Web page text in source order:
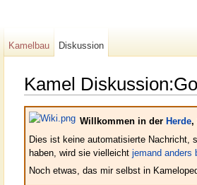
Kamel
Willkommen in der Herde,
Dies ist keine automatisierte Nachricht,
haben, wird sie vielleicht jemand anders
Noch etwas, das mir selbst in
Kamelbau Diskussion